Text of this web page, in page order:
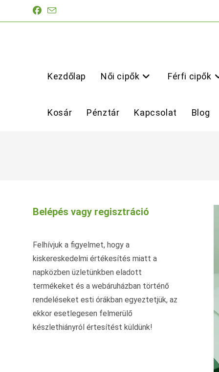
Kezdőlap Női cipők Férfi cipők
Kosár Pénztár Kapcsolat Blog
Belépés vagy regisztráció
Felhívjuk a figyelmet, hogy a
kiskereskedelmi értékesítés miatt a
napközben üzletünkben eladott
termékeket és a webáruházban történő
rendeléseket esti órákban egyeztetjük, az
ekkor esetlegesen felmerülő
készlethiányról értesítést küldünk!